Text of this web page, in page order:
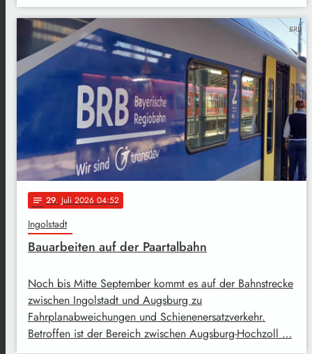
BRB
notes 29. Juli 2026 04:52
Ingolstadt
Bauarbeiten auf der Paartalbahn
Noch bis Mitte September kommt es auf der Bahnstrecke
zwischen Ingolstadt und Augsburg zu
Fahrplanabweichungen und Schienenersatzverkehr.
Betroffen ist der Bereich zwischen Augsburg-Hochzoll …